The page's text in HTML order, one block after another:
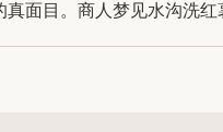
面目。商人梦见水沟洗红